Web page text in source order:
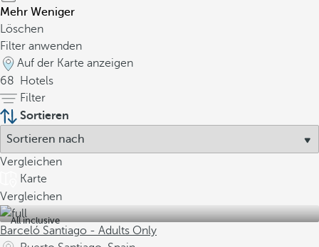
Mehr Weniger
Löschen
Filter anwenden
Auf der Karte anzeigen
68
Hotels
Filter
Sortieren
Vergleichen
Karte
Vergleichen
All inclusive
Barceló Santiago - Adults Only